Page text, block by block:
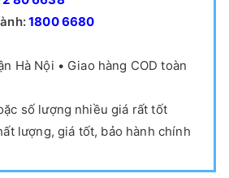
1800 6680
Hà Nội • Giao hàng COD toàn
số lượng nhiều giá rất tốt
lượng, giá tốt, bảo hành chính